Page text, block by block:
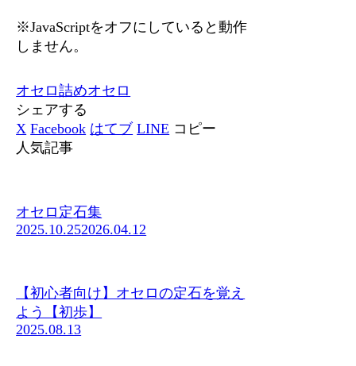
※JavaScriptをオフにしていると動作
しません。
オセロ詰めオセロ
シェアする
X Facebook はてブ LINE コピー
人気記事
オセロ定石集
2025.10.252026.04.12
【初心者向け】オセロの定石を覚え
よう【初歩】
2025.08.13